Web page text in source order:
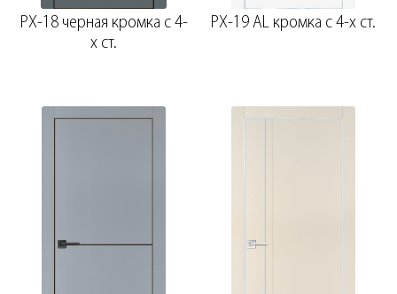
PX-18 черная кромка с 4-
х ст.
PX-19 AL кромка с 4-х ст.